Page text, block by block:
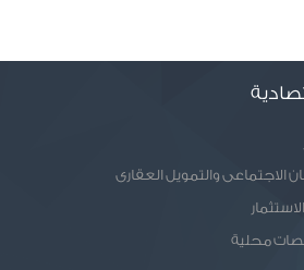
الاجتماعى والتمويل العقارى
محلية